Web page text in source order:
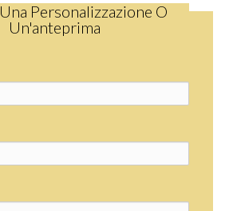
Personalizzazione O
Un'anteprima